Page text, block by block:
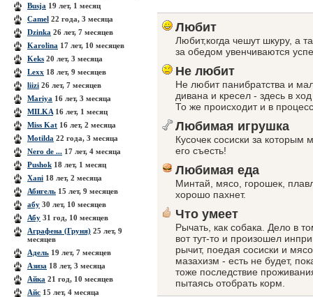
Busja 19 лет, 1 месяц
Camel 22 года, 3 месяца
Dzinka 26 лет, 7 месяцев
Karolina 17 лет, 10 месяцев
Keks 20 лет, 3 месяца
Lexx 18 лет, 9 месяцев
liizi 26 лет, 7 месяцев
Mariya 16 лет, 3 месяца
MILKA 16 лет, 1 месяц
Miss Kat 16 лет, 2 месяца
Motilda 22 года, 3 месяца
Nero de ... 17 лет, 4 месяца
Pushok 18 лет, 1 месяц
Xanі 18 лет, 2 месяца
Абигель 15 лет, 9 месяцев
абу 30 лет, 10 месяцев
Абу 31 год, 10 месяцев
Аграфена (Груня) 25 лет, 9
месяцев
Адель 19 лет, 7 месяцев
Азиза 18 лет, 3 месяца
Айка 21 год, 10 месяцев
Айс 15 лет, 4 месяца
Любит
Любит,когда чешут шкуру, а
за обедом увенчиваются
Не любит
Не любит панибратства и
дивана и кресел - здесь в
То же происходит и в
Любимая игрушка
Кусочек сосиски за которым
его съесть!
Любимая еда
Минтай, мясо, горошек,
хорошо пахнет.
Что умеет
Рычать, как собака. Дело в
вот тут-то и произошел
рычит, поедая сосиски и
мазахизм - есть не будет,
тоже последствие
пытаясь отобрать корм.